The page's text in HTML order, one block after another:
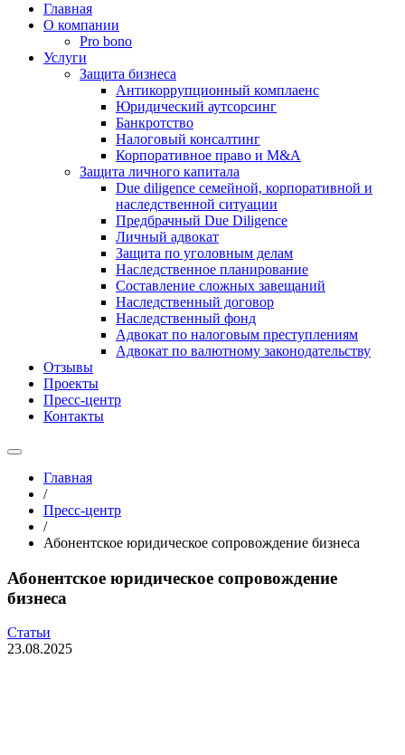
Главная
О компании
Pro bono
Услуги
Защита бизнеса
Антикоррупционный комплаенс
Юридический аутсорсинг
Банкротство
Налоговый консалтинг
Корпоративное право и M&A
Защита личного капитала
Due diligence семейной, корпоративной и
наследственной ситуации
Предбрачный Due Diligence
Личный адвокат
Защита по уголовным делам
Наследственное планирование
Составление сложных завещаний
Наследственный договор
Наследственный фонд
Адвокат по налоговым преступлениям
Адвокат по валютному законодательству
Отзывы
Проекты
Пресс-центр
Контакты
Главная
/
Пресс-центр
/
Абонентское юридическое сопровождение бизнеса
Абонентское юридическое сопровождение
бизнеса
Статьи
23.08.2025